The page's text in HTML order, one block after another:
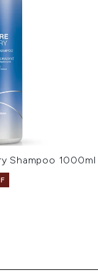
Shampoo 1000ml